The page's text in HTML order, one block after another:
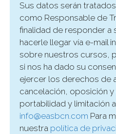
Sus datos serán
como Responsable de
finalidad de responder a
hacerle llegar vía e-mail
sobre nuestros cursos,
si nos ha dado su
ejercer los derechos de
cancelación, oposición
portabilidad y limitación
info@easbcn.com Para
nuestra política de